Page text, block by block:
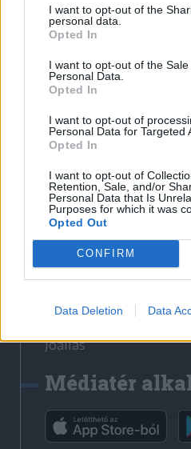
I want to opt-out of the
personal data.
Opted In
I want to opt-out of the
Personal Data.
Opted In
I want to opt-out of
Personal Data for Targeted
Opted In
I want to opt-out of
Retention, Sale, and/or
Personal Data that Is
Purposes for which it was
Opted Out
CONFIRM
Data Deletion Data
Médiaajánlat
Sütibeállítások
Médiatér
Székely Sport
Liget
Bihari Napló
Erdélyi Napló
Főtér
Jóállás
Médiatér